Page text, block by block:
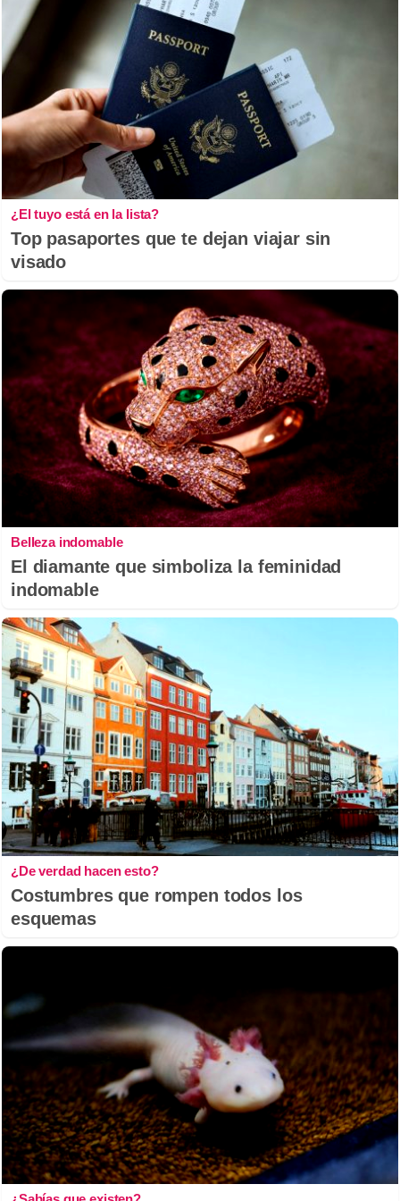
¿El tuyo está en la lista?
Top pasaportes que te dejan viajar sin
visado
Belleza indomable
El diamante que simboliza la feminidad
indomable
¿De verdad hacen esto?
Costumbres que rompen todos los
esquemas